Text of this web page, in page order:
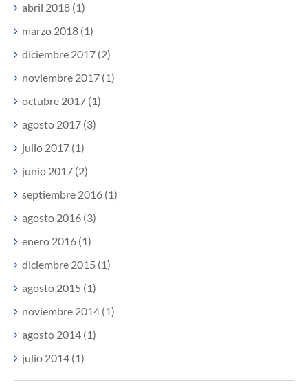
abril 2018 (1)
marzo 2018 (1)
diciembre 2017 (2)
noviembre 2017 (1)
octubre 2017 (1)
agosto 2017 (3)
julio 2017 (1)
junio 2017 (2)
septiembre 2016 (1)
agosto 2016 (3)
enero 2016 (1)
diciembre 2015 (1)
agosto 2015 (1)
noviembre 2014 (1)
agosto 2014 (1)
julio 2014 (1)